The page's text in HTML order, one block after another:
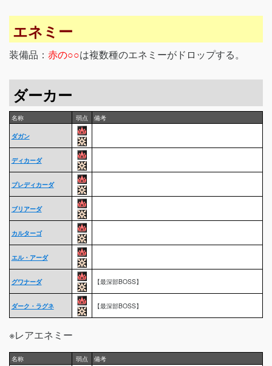
エネミー
装備品： 赤の○○は複数種のエネミーがドロップする。
ダーカー
名称 弱点
備考
ダガン
ディカーダ
プレディカーダ
ブリアーダ
カルターゴ
エル・アーダ
グワナーダ 【最深部BOSS】
ダーク・ラグネ 【最深部BOSS】
※レアエネミー
名称 弱点
備考